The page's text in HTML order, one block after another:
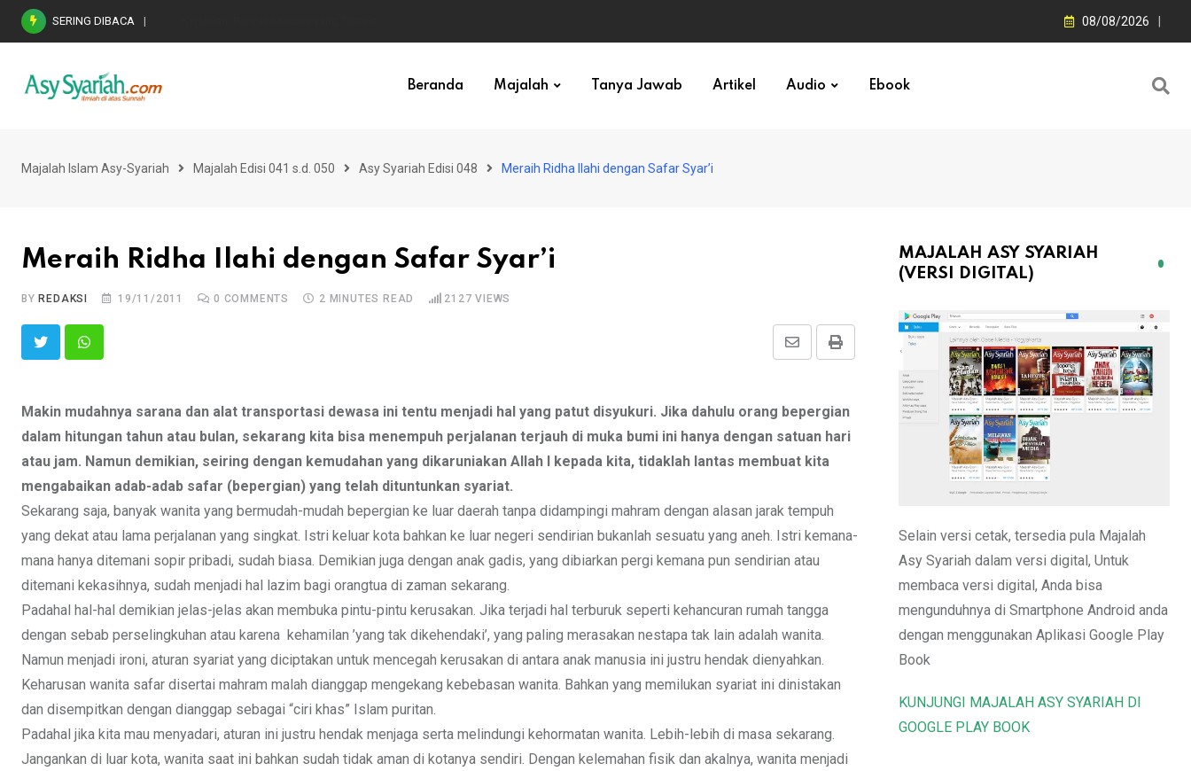
Skip
SERING DIBACA 08/08/2026
Beranda Majalah Tanya Jawab Artikel Audio Ebook
Majalah Islam Asy-Syariah Majalah Edisi 041 s.d. 050 Asy Syariah Edisi 048 Meraih Ridha Ilahi dengan Safar Syar’i
Meraih Ridha Ilahi dengan Safar Syar’i
BY REDAKSI 19/11/2011 0 COMMENTS 2 MINUTES READ 2127 VIEWS
Print
Share
Makin mudahnya sarana dan alat transportasi dewasa ini tentu menjadi hal yang patut disyukuri. Jika dahulu orang bepergian
dalam hitungan tahun atau bulan, sekarang kita bisa menempuh perjalanan terjauh di muka bumi ini hanya dengan satuan hari
atau jam. Namun demikian, seiring dengan kemudahan yang dikaruniakan Allah l kepada kita, tidaklah lantas membuat kita
mengabaikan adab-adab safar (bepergian) yang telah dituntunkan syariat.
Sekarang saja, banyak wanita yang bermudah-mudah bepergian ke luar daerah tanpa didampingi mahram dengan alasan jarak tempuh
yang dekat atau lama perjalanan yang singkat. Istri keluar kota bahkan ke luar negeri sendirian bukanlah sesuatu yang aneh. Istri kemana-
mana hanya ditemani sopir pribadi, sudah biasa. Demikian juga dengan anak gadis, yang dibiarkan pergi kemana pun sendirian atau
ditemani kekasihnya, sudah menjadi hal lazim bagi orangtua di zaman sekarang.
Padahal hal-hal demikian jelas-jelas akan membuka pintu-pintu kerusakan. Jika terjadi hal terburuk seperti kehancuran rumah tangga
dengan sebab perselingkuhan atau karena kehamilan ’yang tak dikehendaki’, yang paling merasakan nestapa tak lain adalah wanita.
Namun menjadi ironi, aturan syariat yang diciptakan untuk mencegah kerusakan di antara anak manusia ini justru hendak dienyahkan.
Keharusan wanita safar disertai mahram malah dianggap mengekang kebebasan wanita. Bahkan yang memilukan syariat ini dinistakan
dan disempitkan dengan dianggap sebagai “ciri khas” Islam puritan.
Padahal jika kita mau menyadari, aturan ini justru hendak menjaga serta melindungi kehormatan wanita. Lebih-lebih di masa sekarang.
Jangankan di luar kota, wanita saat ini bahkan sudah tidak aman di kotanya sendiri. Dengan kelemahan fisik dan akalnya, wanita menjadi
MAJALAH ASY SYARIAH
(VERSI DIGITAL)
Selain versi cetak, tersedia pula Majalah
Asy Syariah dalam versi digital, Untuk
membaca versi digital, Anda bisa
mengunduhnya di Smartphone Android anda
dengan menggunakan Aplikasi Google Play
Book
KUNJUNGI MAJALAH ASY SYARIAH DI
GOOGLE PLAY BOOK